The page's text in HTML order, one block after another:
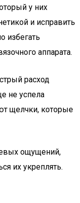
у них
и исправить
избегать
аппарата.
расход
не успела
щелчки, которые
ощущений,
их укреплять.